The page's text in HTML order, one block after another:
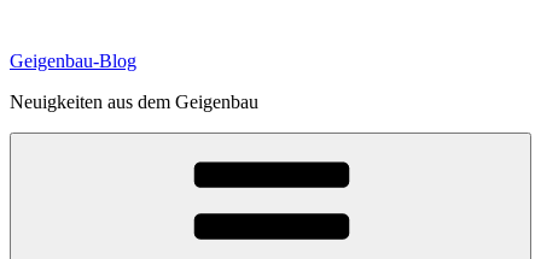
springen
Geigenbau-Blog
Neuigkeiten aus dem Geigenbau